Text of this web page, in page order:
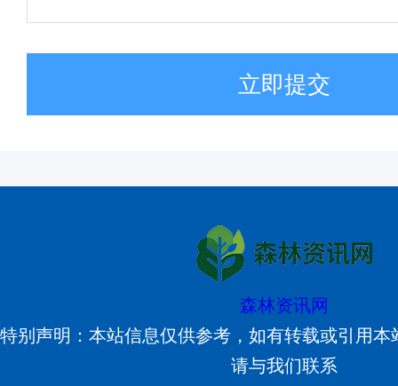
立即提交
森林资讯网
特别声明：本站信息仅供参考，如有转载或引用
请与我们联系